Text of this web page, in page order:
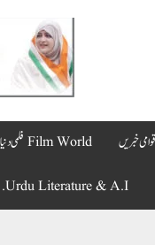
Film World فلمی دنیا
Urdu Literature & A.I. اردو ادب اور اے آٸ